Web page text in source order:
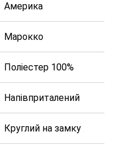
Америка
Марокко
Поліестер 100%
Напівприталений
Круглий на замку